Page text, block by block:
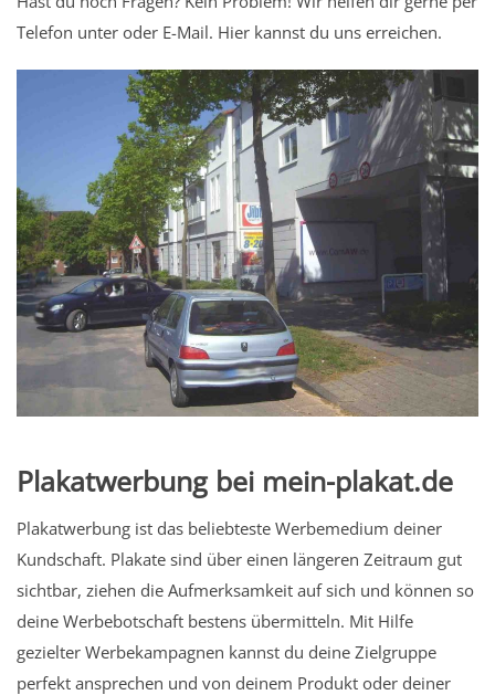
Telefon unter oder E-Mail. Hier kannst du uns erreichen.
Plakatwerbung bei mein-plakat.de
Plakatwerbung ist das beliebteste Werbemedium deiner
Kundschaft. Plakate sind über einen längeren Zeitraum gut
sichtbar, ziehen die Aufmerksamkeit auf sich und können so
deine Werbebotschaft bestens übermitteln. Mit Hilfe
gezielter Werbekampagnen kannst du deine Zielgruppe
perfekt ansprechen und von deinem Produkt oder deiner